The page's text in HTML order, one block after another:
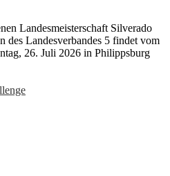
Landesmeisterschaft Silverado
des Landesverbandes 5 findet vom
26. Juli 2026 in Philippsburg